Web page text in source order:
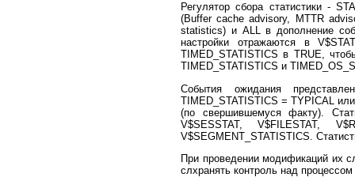
Регулятор сбора статистики -
(Buffer cache advisory, MTTR
statistics) и ALL в дополнение
настройки отражаются в
TIMED_STATISTICS в TRUE,
TIMED_STATISTICS и
События ожидания
TIMED_STATISTICS = TYPICAL
(по свершившемуся факту).
V$SESSTAT, V$FILESTAT,
V$SEGMENT_STATISTICS.
При проведении модификаций их
слхранять контроль над процессом